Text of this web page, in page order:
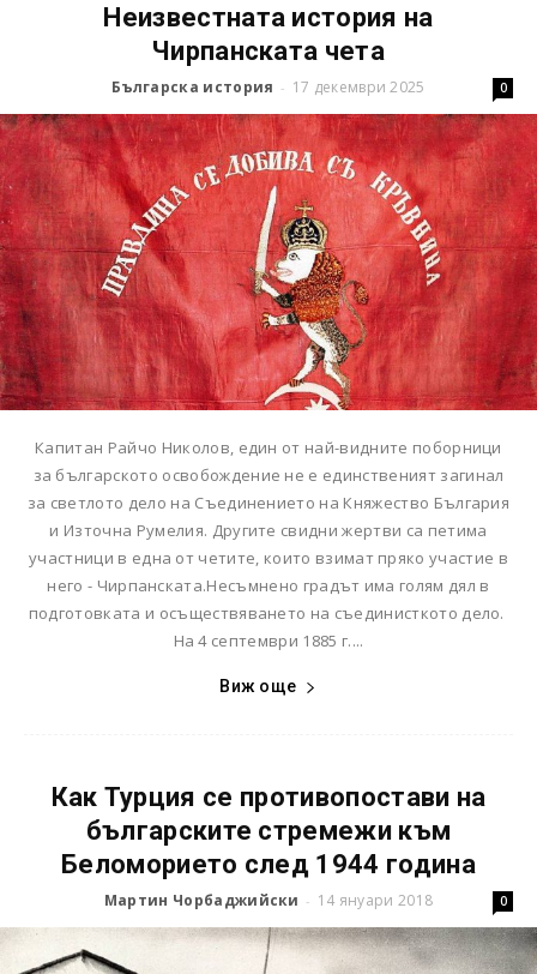
Неизвестната история на
Чирпанската чета
Българска история - 17 декември 2025 0
Капитан Райчо Николов, един от най-видните поборници
за българското освобождение не е единственият загинал
за светлото дело на Съединението на Княжество България
и Източна Румелия. Другите свидни жертви са петима
участници в една от четите, които взимат пряко участие в
него - Чирпанската.Несъмнено градът има голям дял в
подготовката и осъществяването на съединисткото дело.
На 4 септември 1885 г....
Виж още
Как Турция се противопостави на
българските стремежи към
Беломорието след 1944 година
Мартин Чорбаджийски - 14 януари 2018 0